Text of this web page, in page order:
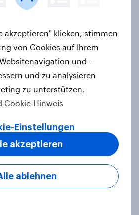
im Wandel​ -
und neuen
zur App: Die sinkende
Bankfiliale
akzeptieren" klicken, stimmen
von Cookies auf Ihrem
und -
und zu analysieren
zu unterstützen.
Cookie-Hinweis
Einstellungen
ablehnen
akzeptieren